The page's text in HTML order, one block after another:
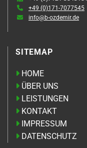
 +49 (0)171-7077545
 info@b-ozdemir.de
SITEMAP
 HOME
 ÜBER UNS
 LEISTUNGEN
 KONTAKT
 IMPRESSUM
 DATENSCHUTZ